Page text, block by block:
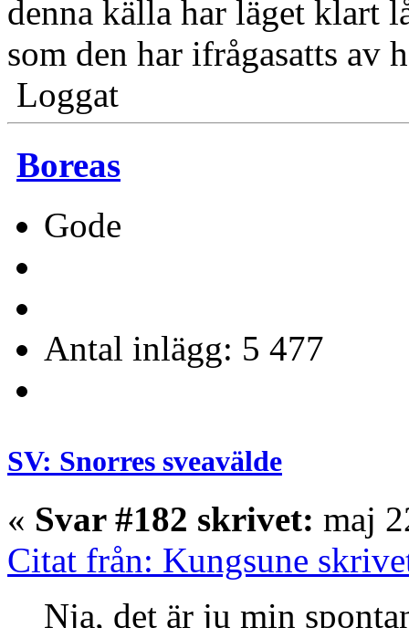
denna källa har läget klart
som den har ifrågasatts av
Loggat
Boreas
Gode
Antal inlägg: 5 477
SV: Snorres sveavälde
« Svar #182 skrivet: maj
Citat från: Kungsune
Nja, det är ju min